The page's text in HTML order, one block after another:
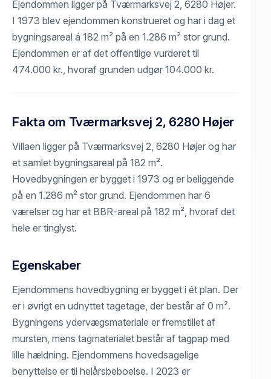
Ejendommen ligger på Tværmarksvej 2, 6280 Højer.
I 1973 blev ejendommen konstrueret og har i dag et
bygningsareal á 182 m² på en 1.286 m² stor grund.
Ejendommen er af det offentlige vurderet til
474.000 kr., hvoraf grunden udgør 104.000 kr.
Fakta om Tværmarksvej 2, 6280 Højer
Villaen ligger på Tværmarksvej 2, 6280 Højer og har
et samlet bygningsareal på 182 m².
Hovedbygningen er bygget i 1973 og er beliggende
på en 1.286 m² stor grund. Ejendommen har 6
værelser og har et BBR-areal på 182 m², hvoraf det
hele er tinglyst.
Egenskaber
Ejendommens hovedbygning er bygget i ét plan. Der
er i øvrigt en udnyttet tagetage, der består af 0 m².
Bygningens ydervægsmateriale er fremstillet af
mursten, mens tagmaterialet består af tagpap med
lille hældning. Ejendommens hovedsagelige
benyttelse er til helårsbeboelse. I 2023 er